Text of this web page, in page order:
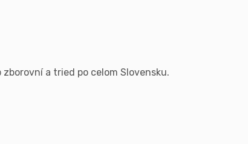
a tried po celom Slovensku.